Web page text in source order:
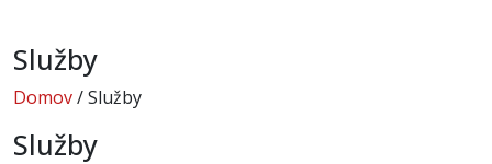
Služby
Domov/ Služby
Služby